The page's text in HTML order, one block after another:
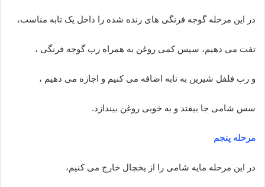
در این مرحله گوجه فرنگی های رنده شده را داخل یک تابه مناسب،
تفت می دهیم، سپس کمی روغن به همراه رب گوجه فرنگی ،
و رب فلفل شیرین به تابه اضافه می کنیم و اجازه می دهیم ،
سس شامی جا بیفتد و به خوبی روغن بیندازد.
مرحله پنجم
در این مرحله مایه شامی را از یخچال خارج می کنیم،